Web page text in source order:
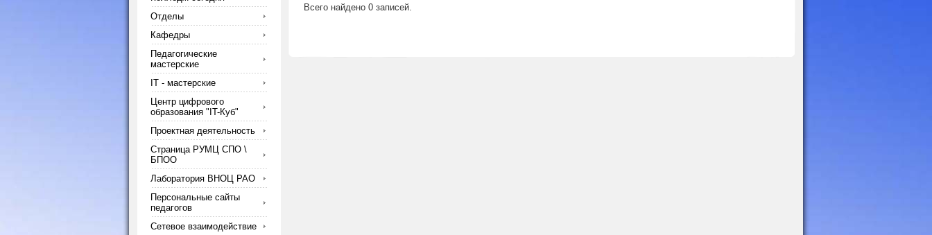
Всего найдено 0 записей.
Отделы
Кафедры
Педагогические
мастерские
IT - мастерские
Центр цифрового
образования "IT-Куб"
Проектная деятельность
Страница РУМЦ СПО \
БПОО
Лаборатория ВНОЦ РАО
Персональные сайты
педагогов
Сетевое взаимодействие